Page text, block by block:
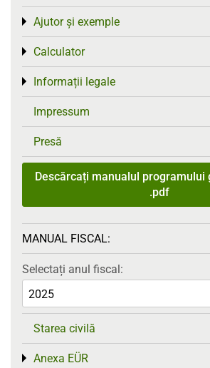
Ajutor și exemple
Toggle menu
Calculator
Toggle menu
Informații legale
Toggle menu
Impressum
Presă
Descărcați manualul programului
.pdf
MANUAL FISCAL:
Selectați anul fiscal:
Starea civilă
Anexa EÜR
Toggle menu